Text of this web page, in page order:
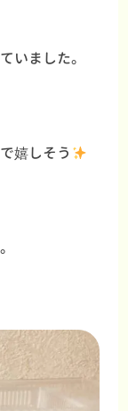
いました。
嬉しそう